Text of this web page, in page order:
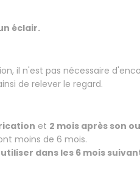
éclair.
il n'est pas nécessaire
de relever le regard.
et 2 mois après son
moins de 6 mois.
dans les 6 mois